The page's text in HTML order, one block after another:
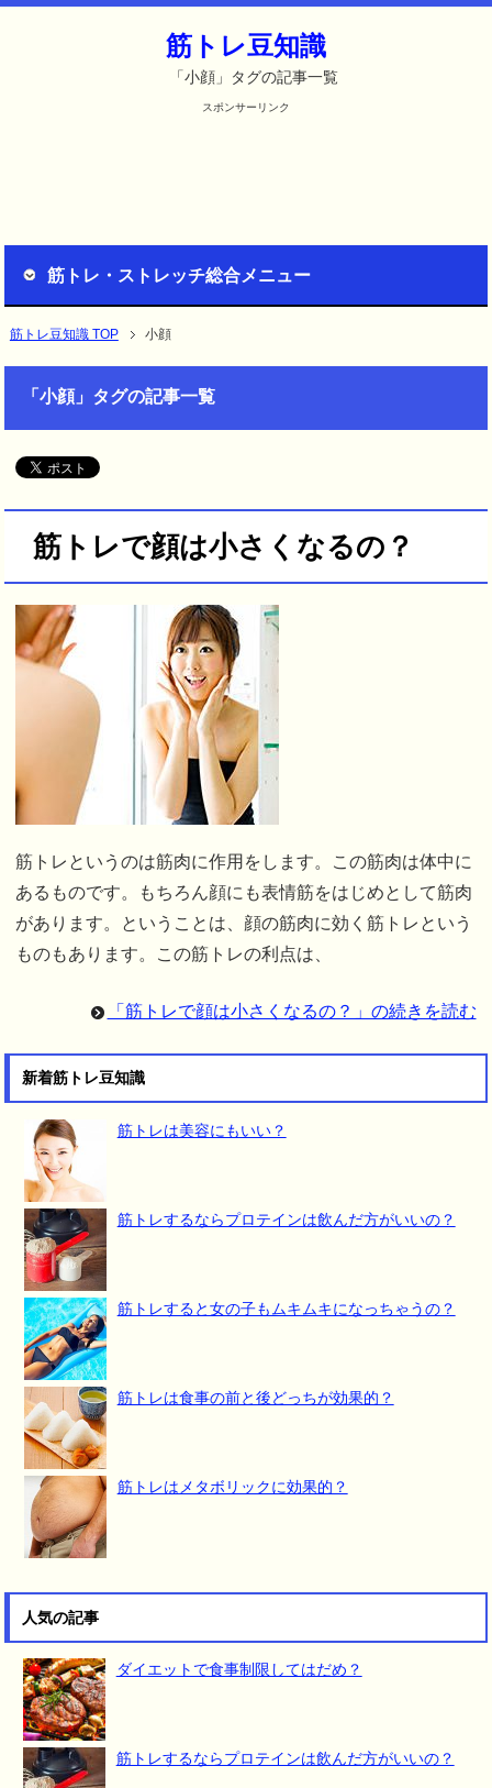
筋トレ豆知識
「小顔」タグの記事一覧
スポンサーリンク
筋トレ・ストレッチ総合メニュー
筋トレ豆知識 TOP 小顔
「小顔」タグの記事一覧
筋トレで顔は小さくなるの？
筋トレというのは筋肉に作用をします。この筋肉は体中に
あるものです。もちろん顔にも表情筋をはじめとして筋肉
があります。ということは、顔の筋肉に効く筋トレという
ものもあります。この筋トレの利点は、
「筋トレで顔は小さくなるの？」の続きを読む
新着筋トレ豆知識
筋トレは美容にもいい？
筋トレするならプロテインは飲んだ方がいいの？
筋トレすると女の子もムキムキになっちゃうの？
筋トレは食事の前と後どっちが効果的？
筋トレはメタボリックに効果的？
人気の記事
ダイエットで食事制限してはだめ？
筋トレするならプロテインは飲んだ方がいいの？